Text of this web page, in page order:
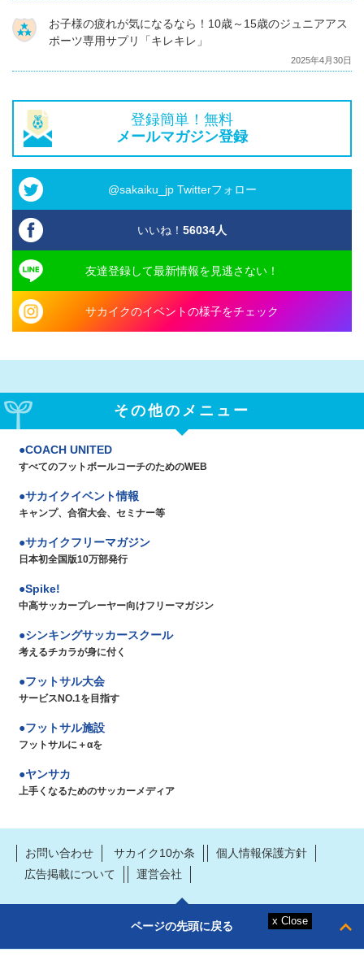
お子様の疲れが気になるなら！10歳～15歳のジュニアアス
ポーツ専用サプリ「キレキレ」
2025年4月30日
登録簡単！無料
メールマガジン登録
@sakaiku_jp Twitterフォロー
いいね！ 56034人
友達登録して最新情報を見逃さない！
サカイクのイベントの様子をチェック
その他のメニュー
COACH UNITED
すべてのフットボールコーチのためのWEB
サカイクイベント情報
キャンプ、合宿大会、セミナー等
サカイクフリーマガジン
日本初全国版10万部発行
Spike!
中高サッカープレーヤー向けフリーマガジン
シンキングサッカースクール
考えるチカラが身に付く
フットサル大会
サービスNO.1を目指す
フットサル施設
フットサルに＋αを
ヤンサカ
上手くなるためのサッカーメディア
お問い合わせ サカイク10か条
個人情報保護方針
広告掲載について
運営会社
ページの先頭に戻る